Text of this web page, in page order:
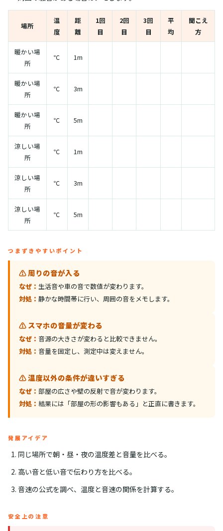
場所
温
度
距
離
1回
目
2回
目
3回
目
平
均
聞こえ
方
暖かい場
所
℃ 1m
暖かい場
所
℃ 3m
暖かい場
所
℃ 5m
涼しい場
所
℃ 1m
涼しい場
所
℃ 3m
涼しい場
所
℃ 5m
つまずきやすいポイント
⚠️ 周りの音が入る
なぜ： 生活音や車の音で数値が変わります。
対処： 静かな時間帯に行い、周囲の音をメモします。
⚠️ スマホの音量が変わる
なぜ： 音源の大きさが変わると比較できません。
対処： 音量を固定し、測定中は変えません。
⚠️ 温度以外の条件が違いすぎる
なぜ： 部屋の広さや壁の反射で音が変わります。
対処： 結果には「部屋の形の影響もある」と正直に書きます。
発展アイデア
同じ場所で朝・昼・夜の温度差と音量を比べる。
高い音と低い音で伝わり方を比べる。
音速の公式を調べ、温度と音速の関係を計算する。
安全上の注意